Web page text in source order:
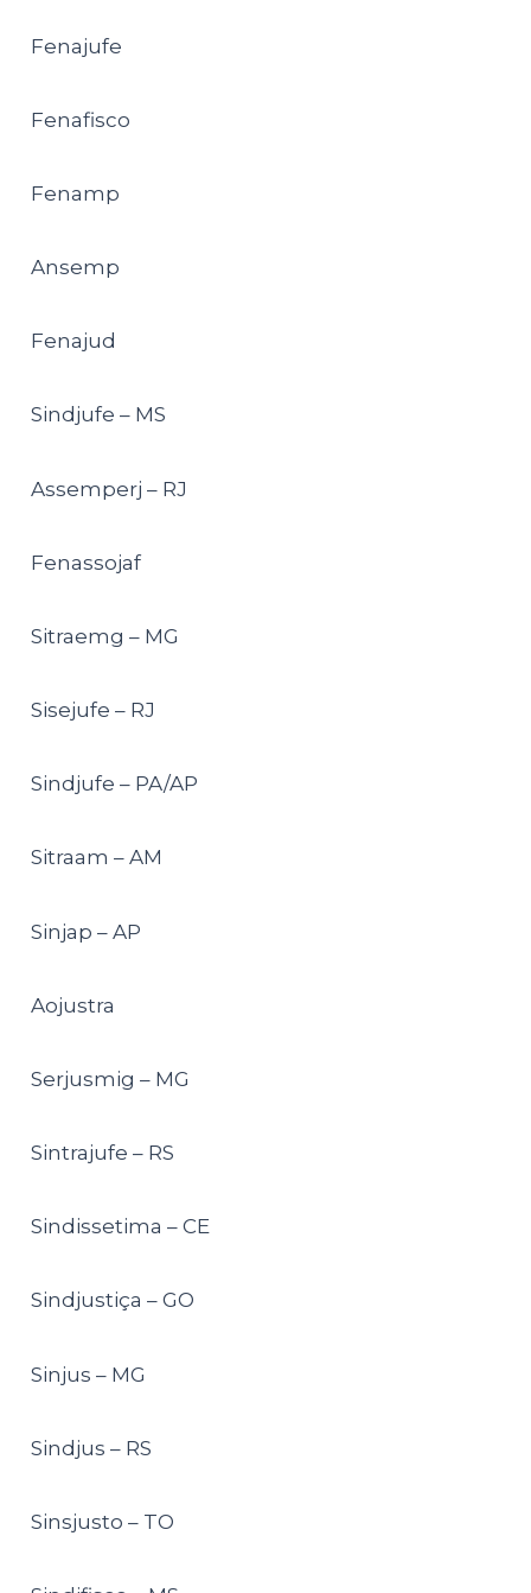
Fenajufe
Fenafisco
Fenamp
Ansemp
Fenajud
Sindjufe – MS
Assemperj – RJ
Fenassojaf
Sitraemg – MG
Sisejufe – RJ
Sindjufe – PA/AP
Sitraam – AM
Sinjap – AP
Aojustra
Serjusmig – MG
Sintrajufe – RS
Sindissetima – CE
Sindjustiça – GO
Sinjus – MG
Sindjus – RS
Sinsjusto – TO